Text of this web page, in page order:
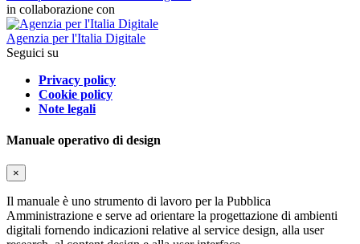
in collaborazione con
Agenzia per l'Italia Digitale
Seguici su
Privacy policy
Cookie policy
Note legali
Manuale operativo di design
×
Il manuale è uno strumento di lavoro per la Pubblica
Amministrazione e serve ad orientare la progettazione di ambienti
digitali fornendo indicazioni relative al service design, alla user